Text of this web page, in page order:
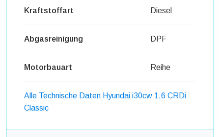
Kraftstoffart Diesel
Abgasreinigung DPF
Motorbauart Reihe
Alle Technische Daten Hyundai i30cw 1.6 CRDi
Classic